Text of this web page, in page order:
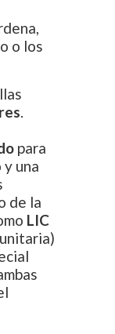
o los
.
para
una
de la
LIC